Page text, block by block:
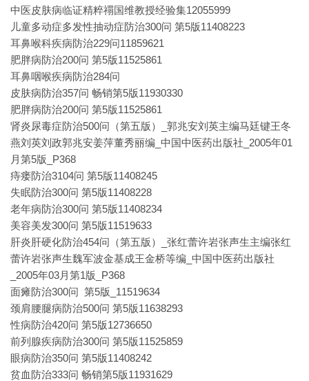
中医皮肤病临证精粹禤国维教授经验集12055999
儿童多动症多发性抽动症防治300问 第5版11408223
耳鼻喉科疾病防治229问11859621
肥胖病防治200问 第5版11525861
耳鼻咽喉疾病防治284问
皮肤病防治357问 畅销第5版11930330
肥胖病防治200问 第5版11525861
肾炎尿毒症防治500问（第五版）_郭兆安刘英主编马廷键王冬
燕刘英刘政郭兆安姜萍董秀丽编_中国中医药出版社_2005年01
月第5版_P368
痔瘘防治3104问 第5版11408245
失眠防治300问 第5版11408228
老年病防治300问 第5版11408234
美容美发300问 第5版11519633
肝炎肝硬化防治454问（第五版）_张红蕾许岩张声生主编张红
蕾许岩张声生魏军波金基成王金桥等编_中国中医药出版社
_2005年03月第1版_P368
面瘫防治300问 第5版_11519634
颈肩腰腿病防治500问 第5版11638293
性病防治420问 第5版12736650
前列腺疾病防治300问 第5版11525859
眼病防治350问 第5版11408242
贫血防治333问 畅销第5版11931629